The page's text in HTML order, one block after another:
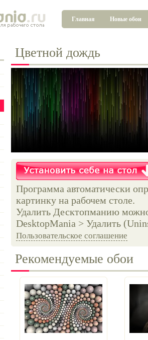
Главная Новые обои
Цветной дождь
Программа автоматически
картинку на рабочем столе.
Удалить Десктопманию
DesktopMania > Удалить
Пользовательское соглашение
Рекомендуемые обои